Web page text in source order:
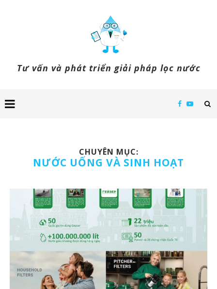
Tư vấn và phát triển giải pháp lọc nước
CHUYÊN MỤC:
NƯỚC UỐNG VÀ SINH HOẠT